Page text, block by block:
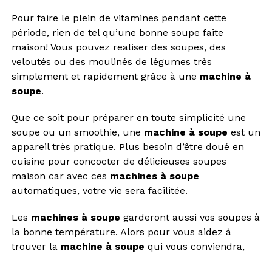
Pour faire le plein de vitamines pendant cette
période, rien de tel qu’une bonne soupe faite
maison! Vous pouvez realiser des soupes, des
veloutés ou des moulinés de légumes très
simplement et rapidement grâce à une machine à
soupe.
Que ce soit pour préparer en toute simplicité une
soupe ou un smoothie, une machine à soupe est un
appareil très pratique. Plus besoin d’être doué en
cuisine pour concocter de délicieuses soupes
maison car avec ces machines à soupe
automatiques, votre vie sera facilitée.
Les machines à soupe garderont aussi vos soupes à
la bonne température. Alors pour vous aidez à
trouver la machine à soupe qui vous conviendra,